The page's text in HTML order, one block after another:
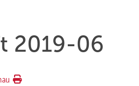
2019-06